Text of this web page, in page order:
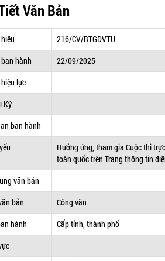
Văn Bản
216/CV/BTGDVTU
hành
22/09/2025
lực
Ký
ban hành
Hưởng ứng, tham gia Cuộc thi
toàn quốc trên Trang thông tin
văn bản
bản
Công văn
hành
Cấp tỉnh, thành phố